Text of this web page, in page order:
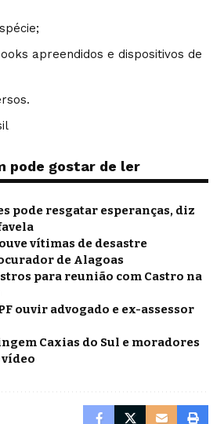
apreendidos e dispositivos de
pode gostar de ler
pode resgatar esperanças, diz
vítimas de desastre
de Alagoas
para reunião com Castro na
ouvir advogado e ex-assessor
Caxias do Sul e moradores
vídeo